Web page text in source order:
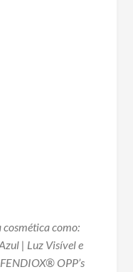
como:
| Luz Visível e
OPP’s